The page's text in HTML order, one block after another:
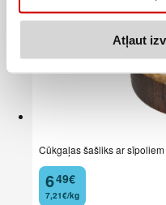
Atļaut
Cūkgaļas šašliks ar
6
. 49€
7,21€/kg